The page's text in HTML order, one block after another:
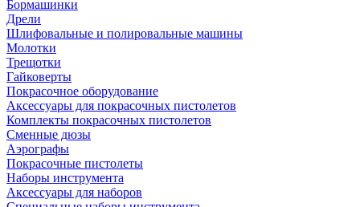
Бормашинки
Дрели
Шлифовальные и полировальные машины
Молотки
Трещотки
Гайковерты
Покрасочное оборудование
Аксессуары для покрасочных пистолетов
Комплекты покрасочных пистолетов
Сменные дюзы
Аэрографы
Покрасочные пистолеты
Наборы инструмента
Аксессуары для наборов